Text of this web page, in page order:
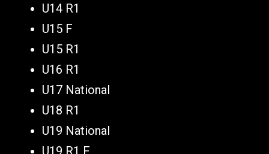
U14 R1
U15 F
U15 R1
U16 R1
U17 National
U18 R1
U19 National
U19 R1 F